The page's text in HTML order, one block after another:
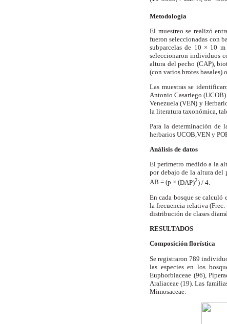
Metodología
El muestreo se realizó
fueron seleccionadas con
subparcelas de 10 × 10 m
seleccionaron individuos
altura del pecho (CAP),
(con varios brotes basales)
Las muestras se
Antonio Casariego
Venezuela (VEN) y
la literatura taxonómica,
Para la determinación de
herbarios UCOB,VEN y
Análisis de datos
El perímetro medido a la
por debajo de la altura del
AB = (p × (DAP)2) / 4.
En cada bosque se calculó
la frecuencia relativa
distribución de clases
RESULTADOS
Composición florística
Se registraron 789
las especies en los
Euphorbiaceae (96),
Araliaceae (19). Las
Mimosaceae.